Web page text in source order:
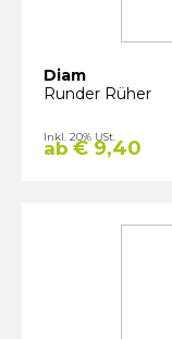
Diam
Runder Rüher
ab € 9,40
Inkl. 20% USt.